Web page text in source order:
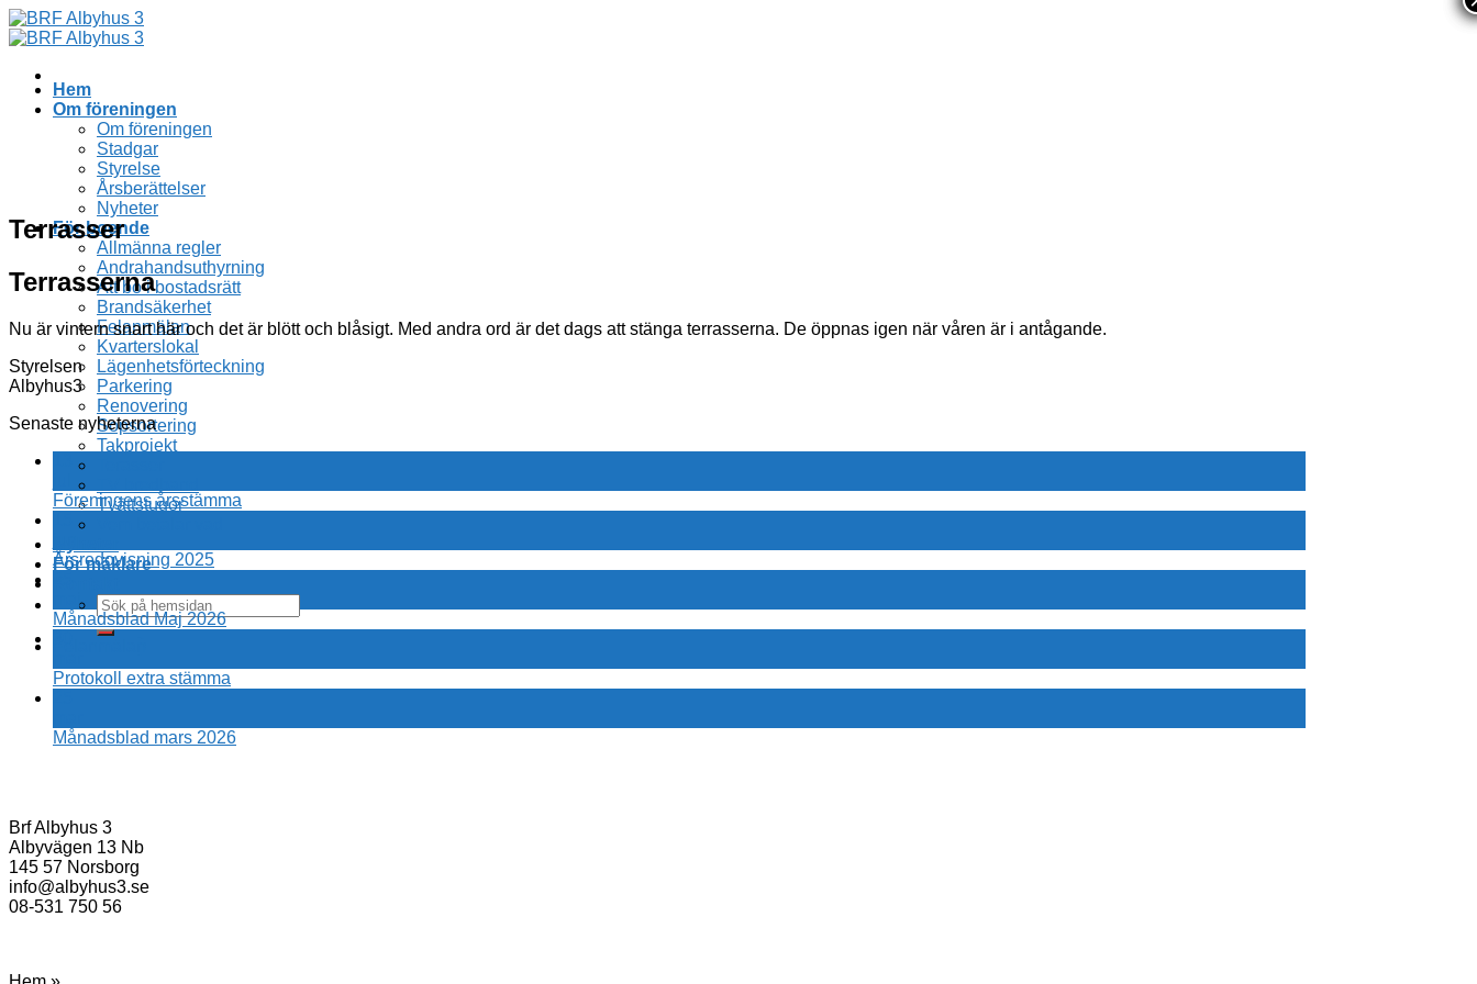
Skip
to
Hem
Om föreningen
Om föreningen
Stadgar
Styrelse
Årsberättelser
Nyheter
För boende
Allmänna regler
Andrahandsuthyrning
Att bo i bostadsrätt
Brandsäkerhet
Felanmälan
Kvarterslokal
Lägenhetsförteckning
Parkering
Renovering
Sopsortering
Takprojekt
Tvättstugor
För mäklare
Terrasser
Terrasserna
Nu är vintern snart här och det är blött och blåsigt. Med andra ord är det dags att stänga terrasserna. De öppnas igen när våren är i antågande.
Styrelsen
Albyhus3
Senaste nyheterna
Föreningens årsstämma
Årsredovisning 2025
maj
Månadsblad Maj 2026
Protokoll extra stämma
Månadsblad mars 2026
Brf Albyhus 3
Albyvägen 13 Nb
145 57 Norsborg
info@albyhus3.se
08-531 750 56